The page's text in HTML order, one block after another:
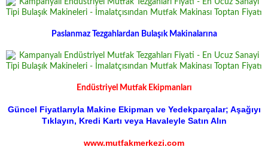
Paslanmaz Tezgahlardan Bulaşık Makinalarına
Endüstriyel Mutfak Ekipmanları
Güncel Fiyatlarıyla Makine Ekipman ve Yedekparçalar; Aşağıyı
Tıklayın, Kredi Kartı veya Havaleyle Satın Alın
www.mutfakmerkezi.com